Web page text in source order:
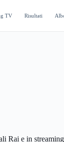
TV Risultati
e in